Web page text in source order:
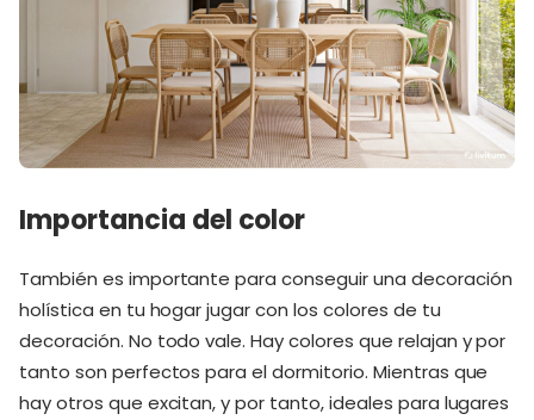
Importancia del color
También es importante para conseguir una decoración
holística en tu hogar jugar con los colores de tu
decoración. No todo vale. Hay colores que relajan y por
tanto son perfectos para el dormitorio. Mientras que
hay otros que excitan, y por tanto, ideales para lugares